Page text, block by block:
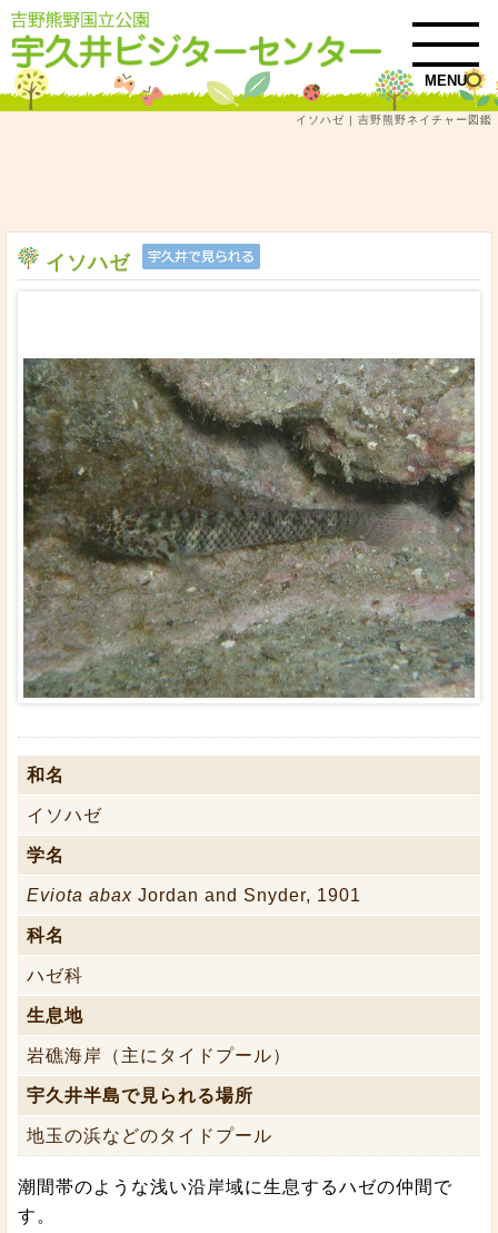
MENU
イソハゼ | 吉野熊野ネイチャー図鑑
イソハゼ
和名
イソハゼ
学名
Eviota abax Jordan and Snyder, 1901
科名
ハゼ科
生息地
岩礁海岸（主にタイドプール）
宇久井半島で見られる場所
地玉の浜などのタイドプール
潮間帯のような浅い沿岸域に生息するハゼの仲間で
す。